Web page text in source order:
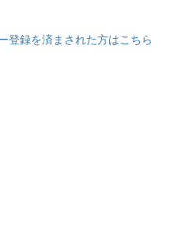
登録を済まされた方はこちら